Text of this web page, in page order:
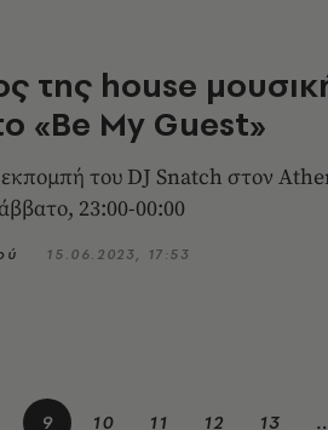
της house
«Be My Guest»
του DJ Snatch στον
23:00-00:00
15.06.2023, 17:53
9 10 11 12 13